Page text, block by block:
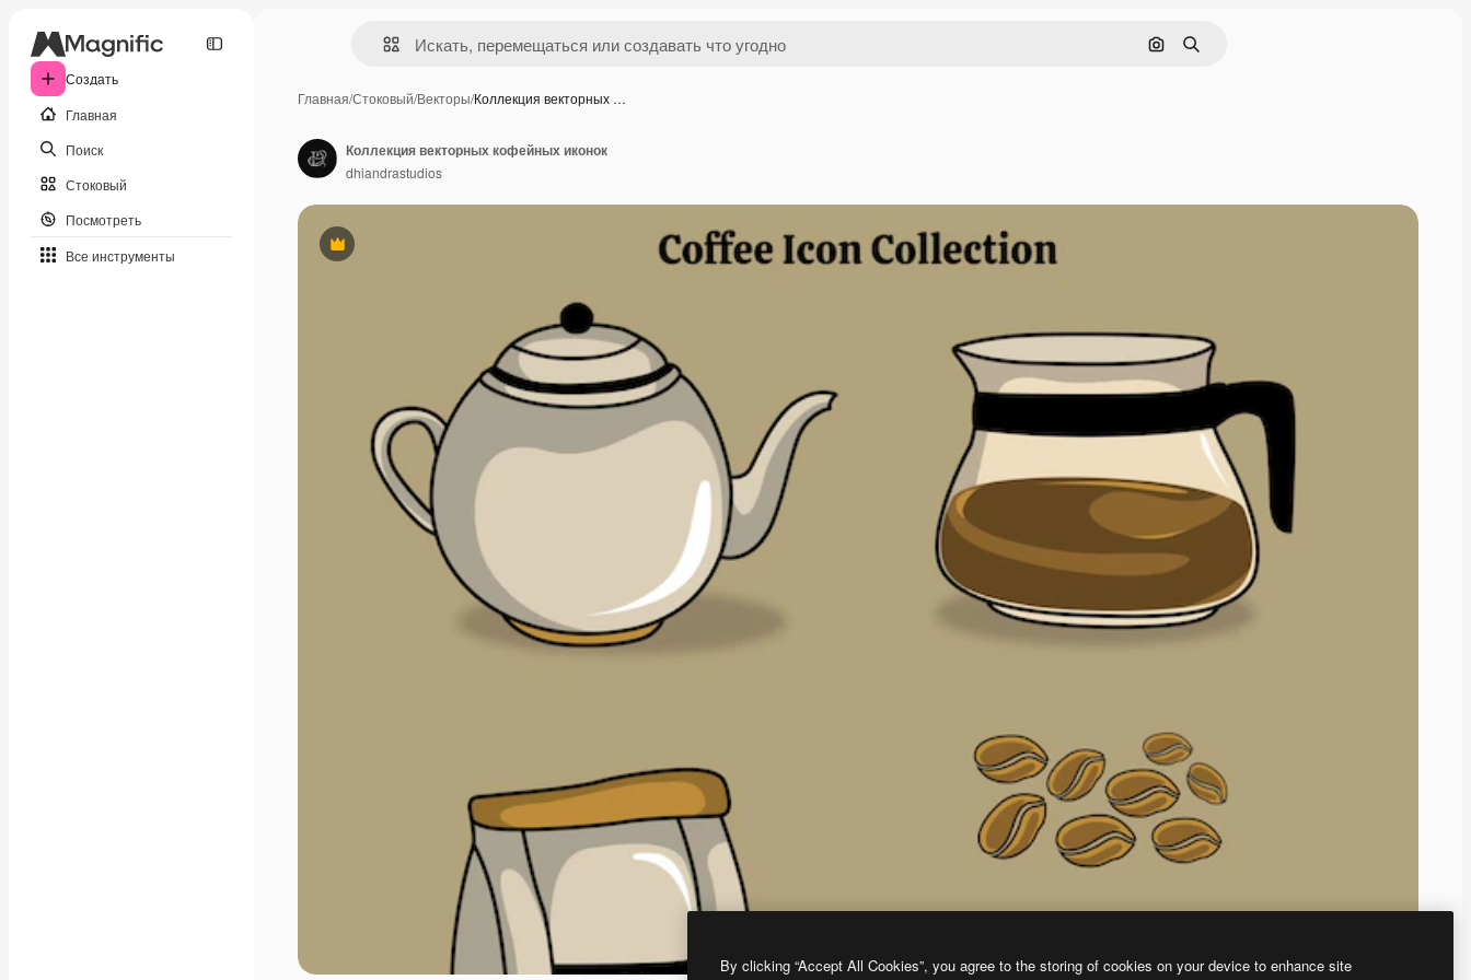
Создать
Главная
Поиск
Стоковый
Посмотреть
Все инструменты
Поиск по изображению
Поиск
Главная/Стоковый/Векторы/Коллекция векторных …
Премиум
Коллекция векторных кофейных иконок
dhiandrastudios
By clicking “Accept All Cookies”, you agree to the storing of cookies on your device to enhance site